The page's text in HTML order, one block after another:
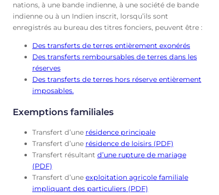
nations, à une bande indienne, à une société de bande
indienne ou à un Indien inscrit, lorsqu’ils sont
enregistrés au bureau des titres fonciers, peuvent être :
Des transferts de terres entièrement exonérés
Des transferts remboursables de terres dans les
réserves
Des transferts de terres hors réserve entièrement
imposables.
Exemptions familiales
Transfert d’une résidence principale
Transfert d’une résidence de loisirs (PDF)
Transfert résultant d’une rupture de mariage
(PDF)
Transfert d’une exploitation agricole familiale
impliquant des particuliers (PDF)